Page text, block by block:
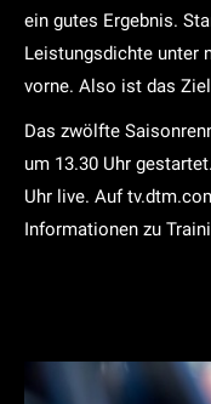
ein gutes Ergebnis.
Leistungsdichte unter
vorne. Also ist das
Das zwölfte
um 13.30 Uhr
Uhr live. Auf
Informationen zu